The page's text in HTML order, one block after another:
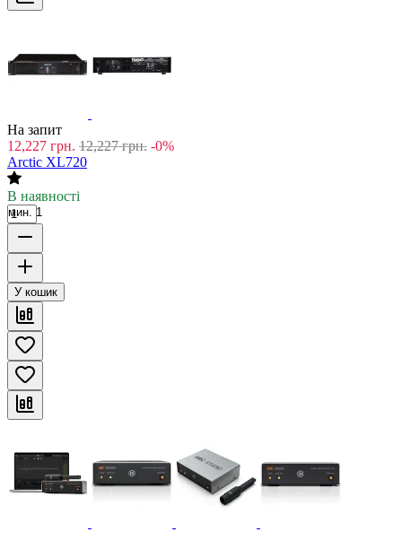
На запит
12,227 грн. 12,227 грн. -0%
Arctic XL720
В наявності
мин. 1
У кошик